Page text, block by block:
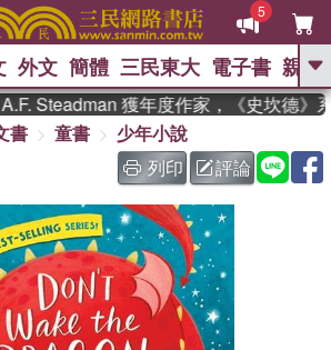
5
GO
熱搜： 東野圭吾 、
、 如果歷史是一群喵 、 暑期
國際布克獎 臺灣漫遊錄 、 方
念華 、 台灣的李登輝時代
孩：黎曼猜想 、 偉大的迷走神經
外文 簡體 三民東大 電子書 親子
Steadman 獲年度作家，《史坎德》系
書 童書
少年小說
列印
評論